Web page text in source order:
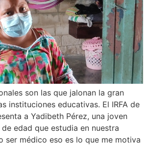
son las que jalonan la gran
instituciones educativas. El IRFA de
a Yadibeth Pérez, una joven
edad que estudia en nuestra
ser médico eso es lo que me motiva